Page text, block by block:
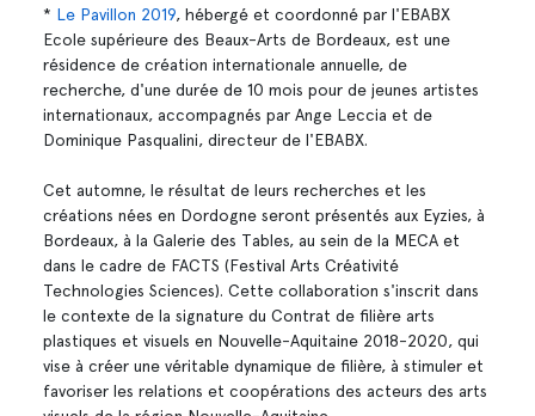
* Le Pavillon 2019, hébergé et coordonné par l'EBABX
Ecole supérieure des Beaux-Arts de Bordeaux, est une
résidence de création internationale annuelle, de
recherche, d'une durée de 10 mois pour de jeunes artistes
internationaux, accompagnés par Ange Leccia et de
Dominique Pasqualini, directeur de l'EBABX.
Cet automne, le résultat de leurs recherches et les
créations nées en Dordogne seront présentés aux Eyzies, à
Bordeaux, à la Galerie des Tables, au sein de la MECA et
dans le cadre de FACTS (Festival Arts Créativité
Technologies Sciences). Cette collaboration s'inscrit dans
le contexte de la signature du Contrat de filière arts
plastiques et visuels en Nouvelle-Aquitaine 2018-2020, qui
vise à créer une véritable dynamique de filière, à stimuler et
favoriser les relations et coopérations des acteurs des arts